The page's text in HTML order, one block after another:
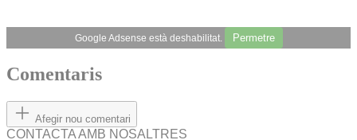
Google Adsense està deshabilitat. Permetre
Comentaris
Afegir nou comentari
CONTACTA AMB NOSALTRES